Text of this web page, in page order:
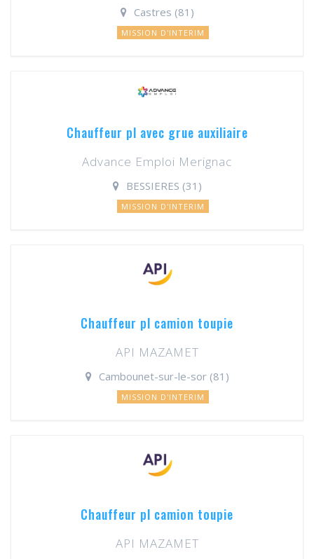
Castres (81)
MISSION D'INTERIM
Chauffeur pl avec grue auxiliaire
Advance Emploi Merignac
BESSIERES (31)
MISSION D'INTERIM
Chauffeur pl camion toupie
API MAZAMET
Cambounet-sur-le-sor (81)
MISSION D'INTERIM
Chauffeur pl camion toupie
API MAZAMET